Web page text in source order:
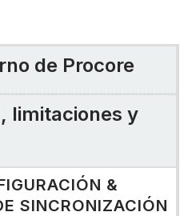
de Procore
limitaciones y
&
SINCRONIZACIÓN